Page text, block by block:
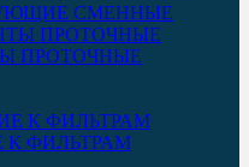
СМЕННЫЕ
ПРОТОЧНЫЕ
ФИЛЬТРАМ